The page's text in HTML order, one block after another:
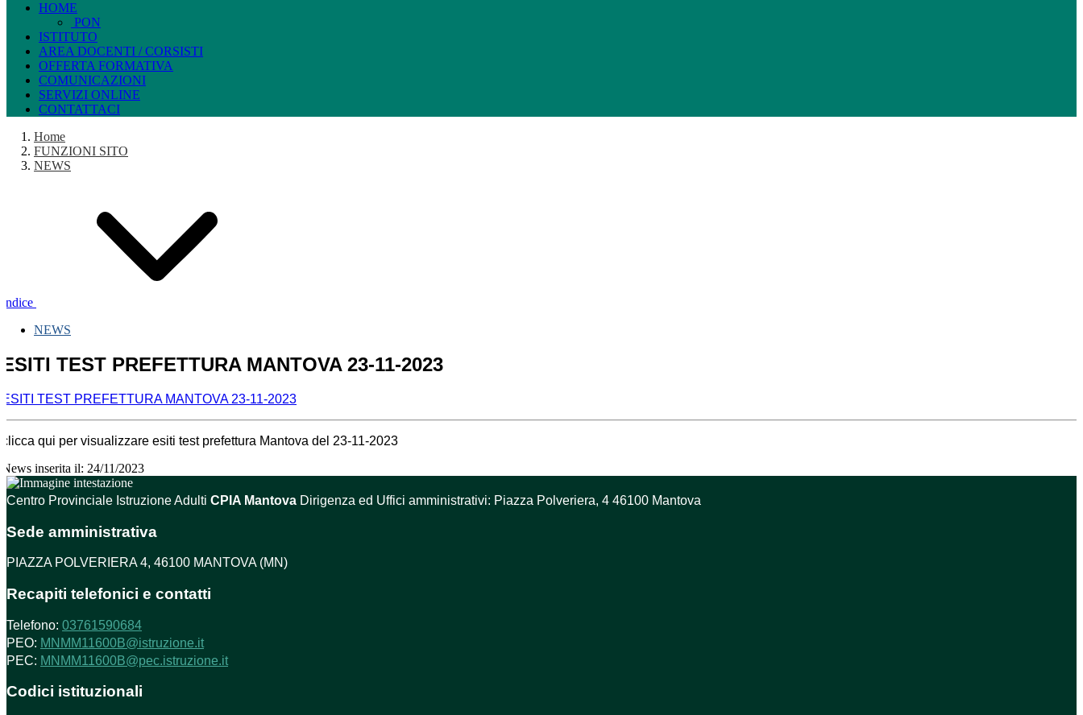
HOME
PON
ISTITUTO
AREA DOCENTI / CORSISTI
OFFERTA FORMATIVA
COMUNICAZIONI
SERVIZI ONLINE
CONTATTACI
Home
FUNZIONI SITO
NEWS
Indice
NEWS
ESITI TEST PREFETTURA MANTOVA 23-11-2023
ESITI TEST PREFETTURA MANTOVA 23-11-2023
clicca qui per visualizzare esiti test prefettura Mantova del 23-11-2023
News inserita il: 24/11/2023
Centro Provinciale Istruzione Adulti CPIA Mantova Dirigenza ed Uffici amministrativi: Piazza Polveriera, 4 46100 Mantova
Sede amministrativa
PIAZZA POLVERIERA 4, 46100 MANTOVA (MN)
Recapiti telefonici e contatti
Telefono: 03761590684
PEO: MNMM11600B@istruzione.it
PEC: MNMM11600B@pec.istruzione.it
Codici istituzionali